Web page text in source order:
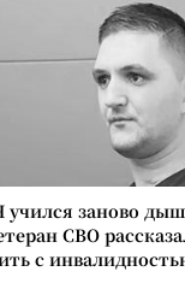
учился заново
СВО
с